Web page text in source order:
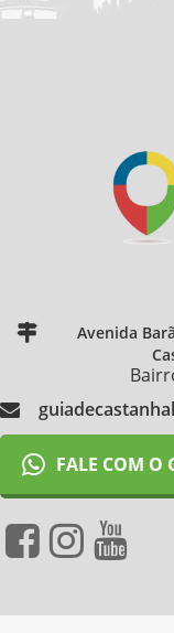
Avenida
FALE COM O